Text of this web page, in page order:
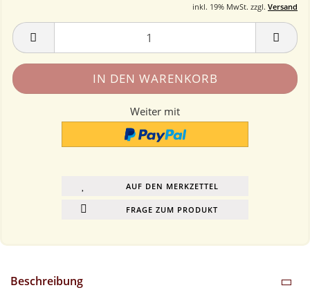
inkl. 19% MwSt. zzgl. Versand
Weiter mit
AUF DEN MERKZETTEL
FRAGE ZUM PRODUKT
Beschreibung